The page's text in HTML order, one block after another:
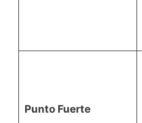
Punto Fuerte